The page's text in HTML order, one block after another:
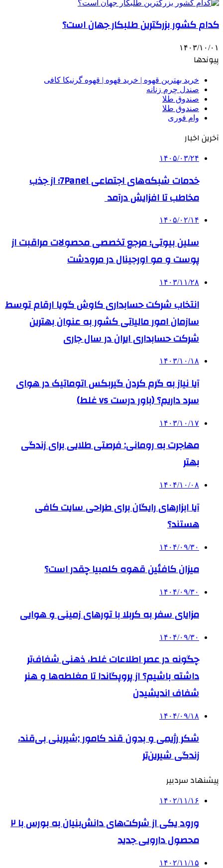
کدام کشور بزرگترین طلبکار جهان است؟
۱۴۰۳/۱۰/۰۱
پیوندها
خرید بهترین قهوه | خرید قهوه | قهوه گرنیکا کافی
صندل چرم زنانه
صندوق طلا
صندوق طلا
وام فوری
آخرین اخبار
۱۴۰۵/۰۳/۲۴
خدمات شبکه‌های اجتماعی 7Panel؛ از جذب
مخاطب تا افزایش درآمد
۱۴۰۵/۰۲/۱۴
سلین بیوتی؛ مرجع تخصصی محصولات مراقبت از
پوست و مو اورجینال در مرودشت
۱۴۰۳/۱۱/۲۸
انتخاب شرکت حسابداری کاوش گویا ارقام توسط
سازمان امور مالیاتی کشور به عنوان بهترین
شرکت حسابداری ایران در سال جاری
۱۴۰۳/۱۰/۱۸
آیا نیاز به گرم کردن گیربکس اتوماتیک در هوای
سرد داریم؟ (باور درست vs غلط)
۱۴۰۳/۱۰/۱۷
مهاجرت به رومانی: فرصتی طلایی برای زندگی
بهتر
۱۴۰۴/۱۰/۰۸
آیا ابزارهای رایگان برای طراحی سایت کافی
هستند؟
۱۴۰۴/۰۹/۳۰
میزان کافئین قهوه کلمبیا چقدر است؟
۱۴۰۴/۰۹/۳۰
مزایای سفر به کربلا با تورهای زمینی و هوایی
۱۴۰۴/۰۹/۳۰
چگونه در عصر اطلاعات غلط، ذهنی شفاف‌تر
داشته باشیم؟ از پروپگاندا تا مغلطه‌ها و هنر
شفاف اندیشیدن
۱۴۰۴/۰۹/۱۸
شکر رژیمی و بدون قند کامور ;شیرینی بی‌قند،
زندگی شیرین‌تر
پیشنهاد سردبیر
۱۴۰۲/۱۱/۱۶
ورود یکی از شرکت‌های دانش‌بنیان به بورس با ۲
محصول دارویی جدید
۱۴۰۲/۱۱/۱۵